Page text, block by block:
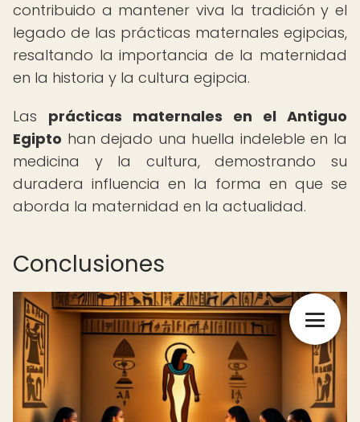
contribuido a mantener viva la tradición y el
legado de las prácticas maternales egipcias,
resaltando la importancia de la maternidad
en la historia y la cultura egipcia.
Las prácticas maternales en el Antiguo
Egipto han dejado una huella indeleble en la
medicina y la cultura, demostrando su
duradera influencia en la forma en que se
aborda la maternidad en la actualidad.
Conclusiones